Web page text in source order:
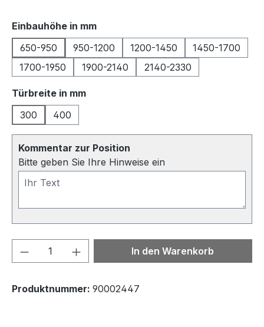
Einbauhöhe in mmauswählen
650-950
950-1200 1200-1450
1450-1700
1700-1950
1900-2140 2140-2330
Türbreite in mmauswählen
300
400
Kommentar zur Position
Bitte geben Sie Ihre Hinweise ein
Produkt Anzahl: Gib denIn den Warenkorb
Produktnummer: 90002447